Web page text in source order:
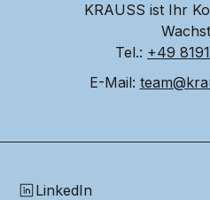
KRAUSS ist Ihr
Tel.: +49
E-Mail:
LinkedIn